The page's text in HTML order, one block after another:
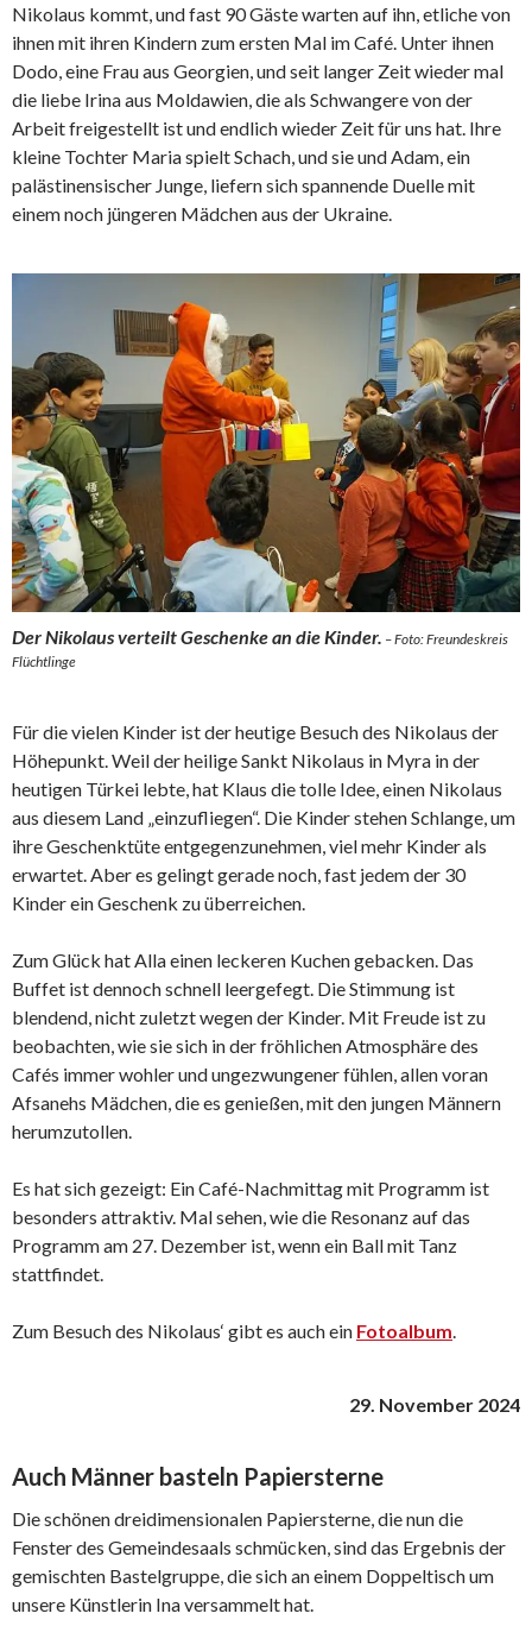
Nikolaus kommt, und fast 90 Gäste warten auf ihn, etliche von
ihnen mit ihren Kindern zum ersten Mal im Café. Unter ihnen
Dodo, eine Frau aus Georgien, und seit langer Zeit wieder mal
die liebe Irina aus Moldawien, die als Schwangere von der
Arbeit freigestellt ist und endlich wieder Zeit für uns hat. Ihre
kleine Tochter Maria spielt Schach, und sie und Adam, ein
palästinensischer Junge, liefern sich spannende Duelle mit
einem noch jüngeren Mädchen aus der Ukraine.
Der Nikolaus verteilt Geschenke an die Kinder. – Foto: Freundeskreis
Flüchtlinge
Für die vielen Kinder ist der heutige Besuch des Nikolaus der
Höhepunkt. Weil der heilige Sankt Nikolaus in Myra in der
heutigen Türkei lebte, hat Klaus die tolle Idee, einen Nikolaus
aus diesem Land „einzufliegen“. Die Kinder stehen Schlange, um
ihre Geschenktüte entgegenzunehmen, viel mehr Kinder als
erwartet. Aber es gelingt gerade noch, fast jedem der 30
Kinder ein Geschenk zu überreichen.
Zum Glück hat Alla einen leckeren Kuchen gebacken. Das
Buffet ist dennoch schnell leergefegt. Die Stimmung ist
blendend, nicht zuletzt wegen der Kinder. Mit Freude ist zu
beobachten, wie sie sich in der fröhlichen Atmosphäre des
Cafés immer wohler und ungezwungener fühlen, allen voran
Afsanehs Mädchen, die es genießen, mit den jungen Männern
herumzutollen.
Es hat sich gezeigt: Ein Café-Nachmittag mit Programm ist
besonders attraktiv. Mal sehen, wie die Resonanz auf das
Programm am 27. Dezember ist, wenn ein Ball mit Tanz
stattfindet.
Zum Besuch des Nikolaus‘ gibt es auch ein Fotoalbum.
29. November 2024
Auch Männer basteln Papiersterne
Die schönen dreidimensionalen Papiersterne, die nun die
Fenster des Gemeindesaals schmücken, sind das Ergebnis der
gemischten Bastelgruppe, die sich an einem Doppeltisch um
unsere Künstlerin Ina versammelt hat.